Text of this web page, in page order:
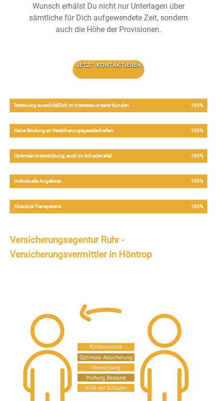
Betreuung ausschließlich im Interesse unserer Kunden 100%
Keine Bindung an Versicherungsgesellschaften 100%
Optimale Unterstützung, auch im Schadensfall 100%
Individuelle Angebote 100%
Absolute Transparenz 100%
Wunsch erhälst Du nicht nur Unterlagen über
sämtliche für Dich aufgewendete Zeit, sondern
auch die Höhe der Provisionen.
JETZT KONTAKTIEREN
Versicherungsagentur Ruhr -
Versicherungsvermittler in Höntrop